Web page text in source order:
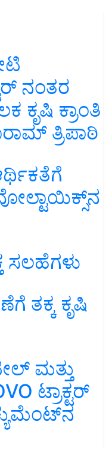
ನಂತರ
ಕ್ರಾಂತಿ
ತ್ರಿಪಾಠಿ
ಸಲಹೆಗಳು
ತಕ್ಕ ಕೃಷಿ
ಮತ್ತು
ಟ್ರಾಕ್ಟರ್